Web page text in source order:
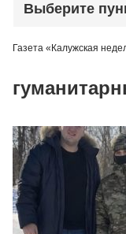
Выберите
Газета «Калужская